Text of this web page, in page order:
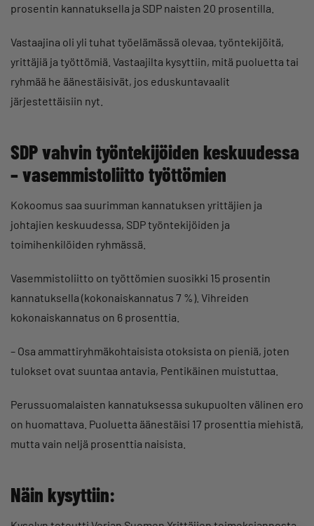
prosentin kannatuksella ja SDP naisten 20 prosentilla.
Vastaajina oli yli tuhat työelämässä olevaa, työntekijöitä,
yrittäjiä ja työttömiä. Vastaajilta kysyttiin, mitä puoluetta tai
ryhmää he äänestäisivät, jos eduskuntavaalit
järjestettäisiin nyt.
SDP vahvin työntekijöiden keskuudessa
– vasemmistoliitto työttömien
Kokoomus saa suurimman kannatuksen yrittäjien ja
johtajien keskuudessa, SDP työntekijöiden ja
toimihenkilöiden ryhmässä.
Vasemmistoliitto on työttömien suosikki 15 prosentin
kannatuksella (kokonaiskannatus 7 %). Vihreiden
kokonaiskannatus on 6 prosenttia.
– Osa ammattiryhmäkohtaisista otoksista on pieniä, joten
tulokset ovat suuntaa antavia, Pentikäinen muistuttaa.
Perussuomalaisten kannatuksessa sukupuolten välinen ero
on huomattava. Puoluetta äänestäisi 17 prosenttia miehistä,
mutta vain neljä prosenttia naisista.
Näin kysyttiin: